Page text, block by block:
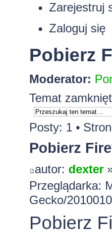
Zarejestruj
Zaloguj się
Pobierz
Moderator:
Temat
Posty: 1 •
Pobierz
autor: dexter
Przeglądarka:
Gecko/
Pobierz